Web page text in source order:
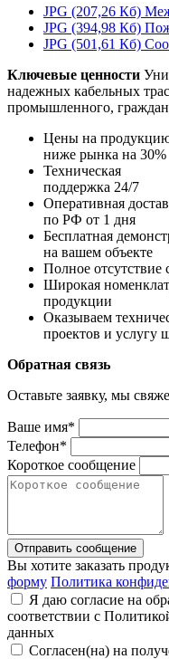
JPG (207,26 Кб)
JPG (394,98 Кб)
JPG (501,61 Кб)
Ключевые ценности
надежных кабельных
промышленного,
Цены на
ниже рынка на 30%
Техническая
поддержка 24/7
Оперативная
по РФ от 1 дня
Бесплатная
на вашем объекте
Полное отсутствие
Широкая
продукции
Оказываем
проектов и услугу
Обратная связь
Оставьте заявку, мы
Ваше имя*
Телефон*
Короткое сообщение
Отправить сообщение
Вы хотите заказать
форму Политика
Я даю согласие на
соответствии с
данных
Согласен(на) на